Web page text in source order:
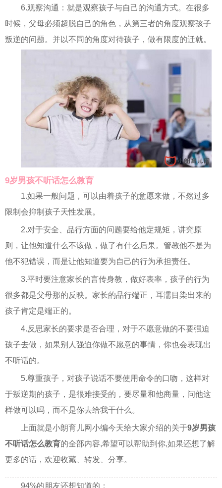
6.观察沟通：就是观察孩子与自己的沟通方式。在很多
时候，父母必须超脱自己的角色，从第三者的角度观察孩子
叛逆的问题。并以不同的角度对待孩子，做有限度的迁就。
9岁男孩不听话怎么教育
1.如果一般问题，可以由着孩子的意愿来做，不然过多
限制会抑制孩子天性发展。
2.对于安全、品行方面的问题要给他定规矩，讲究原
则，让他知道什么不该做，做了有什么后果。管教他不是为
他不犯错误，而是让他知道要为自己的行为承担责任。
3.平时要注意家长的言传身教，做好表率，孩子的行为
很多都是父母那的反映。家长的品行端正，耳濡目染出来的
孩子肯定是端正的。
4.反思家长的要求是否合理，对于不愿意做的不要强迫
孩子去做，如果别人强迫你做不愿意的事情，你也会表现出
不听话的。
5.尊重孩子，对孩子说话不要使用命令的口吻，这样对
于叛逆期的孩子，是很难接受的，要尽量和他商量，问他这
样做可以吗，而不是你去给我干什么。
上面就是小朗育儿网小编今天给大家介绍的关于9岁男孩
不听话怎么教育的全部内容,希望可以帮助到你,如果还想了解
更多的话，欢迎收藏、转发、分享。
94%的朋友还想知道的：